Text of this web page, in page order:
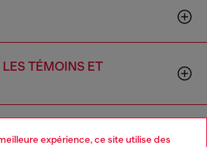
expérience, ce site utilise des
TÉMOINS ET